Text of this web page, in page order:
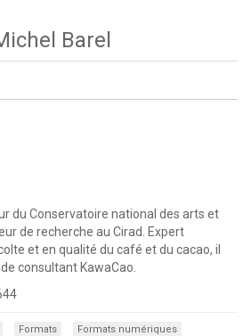
Barel
du Conservatoire national des arts et
de recherche au Cirad. Expert
et en qualité du café et du cacao, il
consultant KawaCao.
Formats Formats numériques